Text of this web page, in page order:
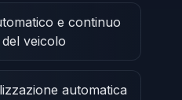
e continuo
veicolo
automatica